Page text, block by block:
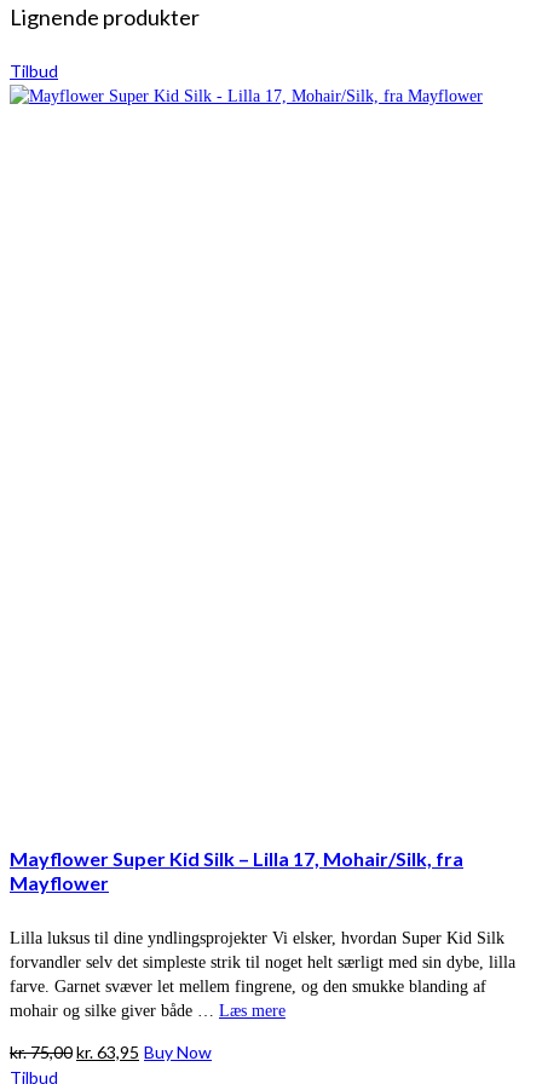
Lignende produkter
Tilbud
Mayflower Super Kid Silk – Lilla 17, Mohair/Silk, fra
Mayflower
Lilla luksus til dine yndlingsprojekter Vi elsker, hvordan Super Kid Silk
forvandler selv det simpleste strik til noget helt særligt med sin dybe, lilla
farve. Garnet svæver let mellem fingrene, og den smukke blanding af
mohair og silke giver både … Læs mere
kr.75,00Den
kr.63,95 Den
Buy Now
Tilbud